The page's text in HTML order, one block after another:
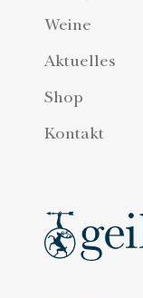
Weine
Aktuelles
Shop
Kontakt